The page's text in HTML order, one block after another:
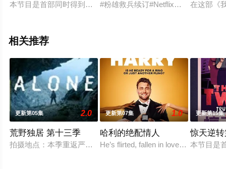
本节目是首部同时得到澳大利亚电影局和新南威尔士电影局扶
#粉雄救兵续订#Netflix大热真人秀《
在这部《
相关推荐
更新第05集 2.0
荒野独居 第十三季
拍摄地点：本季重返严寒的北极圈，拍摄地位于加拿大西北地
更新第07集 1.0
哈利的绝配情人
He’s flirted, fallen in love, hooked up,
更新第15集
惊天逆
本节目是